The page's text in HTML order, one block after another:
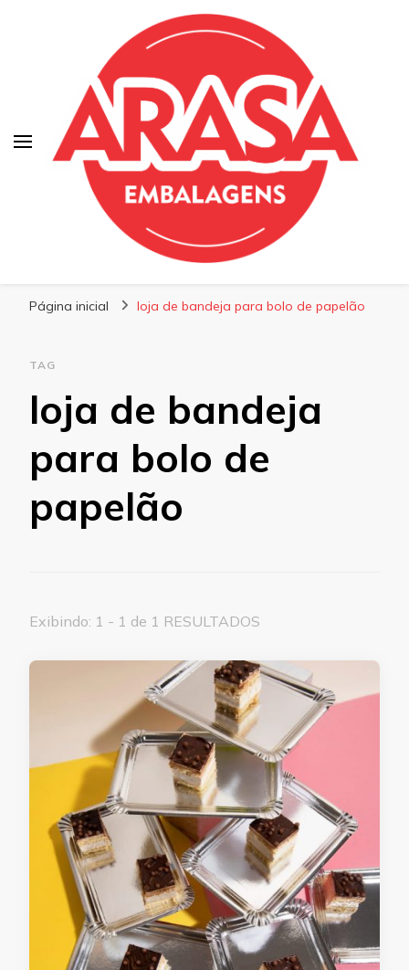
pizzas, doces e salgados. Tudo para seu
Página inicial loja de bandeja para bolo de papelão
TAG
loja de bandeja
para bolo de
papelão
Exibindo: 1 - 1 de 1 RESULTADOS